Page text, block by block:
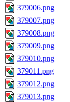
379006.png
379007.png
379008.png
379009.png
379010.png
379011.png
379012.png
379013.png